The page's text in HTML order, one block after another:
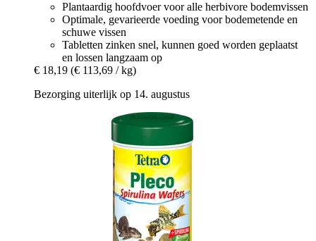
Plantaardig hoofdvoer voor alle herbivore bodemvissen
Optimale, gevarieerde voeding voor bodemetende en
schuwe vissen
Tabletten zinken snel, kunnen goed worden geplaatst
en lossen langzaam op
€ 18,19 (€ 113,69 / kg)
Bezorging uiterlijk op 14. augustus